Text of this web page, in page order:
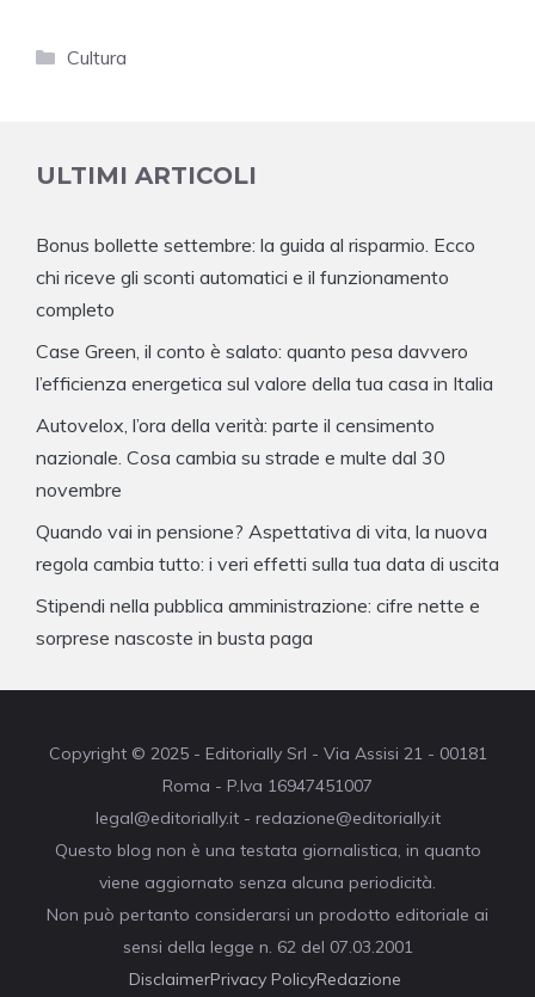
Categorie
Cultura
ULTIMI ARTICOLI
Bonus bollette settembre: la guida al risparmio. Ecco
chi riceve gli sconti automatici e il funzionamento
completo
Case Green, il conto è salato: quanto pesa davvero
l’efficienza energetica sul valore della tua casa in Italia
Autovelox, l’ora della verità: parte il censimento
nazionale. Cosa cambia su strade e multe dal 30
novembre
Quando vai in pensione? Aspettativa di vita, la nuova
regola cambia tutto: i veri effetti sulla tua data di uscita
Stipendi nella pubblica amministrazione: cifre nette e
sorprese nascoste in busta paga
Copyright © 2025 - Editorially Srl - Via Assisi 21 - 00181
Roma - P.Iva 16947451007
legal@editorially.it - redazione@editorially.it
Questo blog non è una testata giornalistica, in quanto
viene aggiornato senza alcuna periodicità.
Non può pertanto considerarsi un prodotto editoriale ai
sensi della legge n. 62 del 07.03.2001
DisclaimerPrivacy PolicyRedazione